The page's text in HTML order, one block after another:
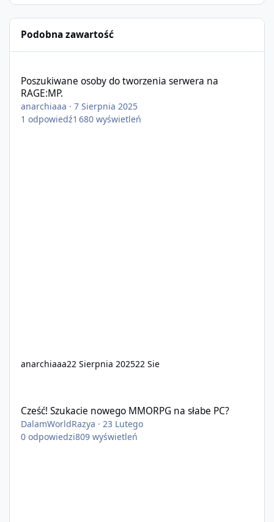
Podobna zawartość
Poszukiwane osoby do tworzenia serwera na
RAGE:MP.
anarchiaaa ·7 Sierpnia 2025
1 odpowiedź1 680 wyświetleń
anarchiaaa22 Sierpnia 202522 Sie
Cześć! Szukacie nowego MMORPG na słabe PC?
DalamWorldRazya · 23 Lutego
0 odpowiedzi809 wyświetleń